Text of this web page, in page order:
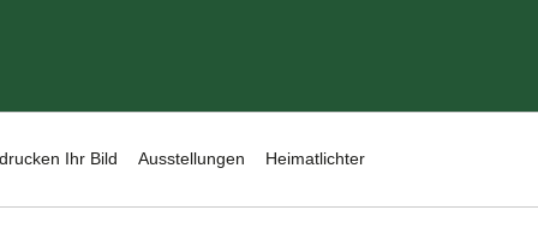
Ihr Bild Ausstellungen Heimatlichter